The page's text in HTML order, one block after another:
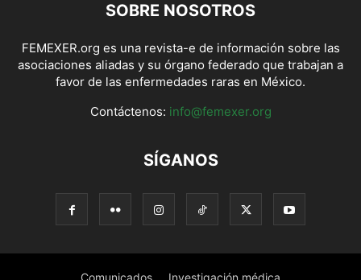
SOBRE NOSOTROS
FEMEXER.org es una revista-e de información sobre las
asociaciones aliadas y su órgano federado que trabajan a
favor de las enfermedades raras en México.
Contáctenos: info@femexer.org
SÍGANOS
Comunicados Investigación médica